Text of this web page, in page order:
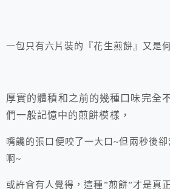
一包只有六片裝的『花生煎餅』又是
厚實的體積和之前的幾種口味完全
們一般記憶中的煎餅模樣，
嘴饞的張口便咬了一大口~但兩秒後
啊~
或許會有人覺得，這種”煎餅”才是真